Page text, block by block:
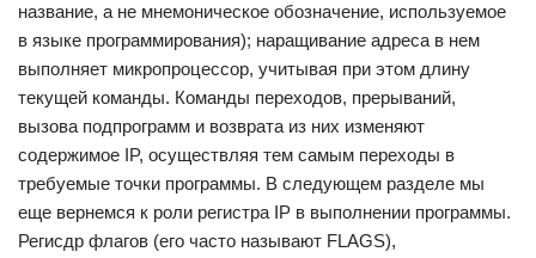
название, а не мнемоническое обозначение, используемое
в языке программирования); наращивание адреса в нем
выполняет микропроцессор, учитывая при этом длину
текущей команды. Команды переходов, прерываний,
вызова подпрограмм и возврата из них изменяют
содержимое IP, осуществляя тем самым переходы в
требуемые точки программы. В следующем разделе мы
еще вернемся к роли регистра IP в выполнении программы.
Регисдр флагов (его часто называют FLAGS),